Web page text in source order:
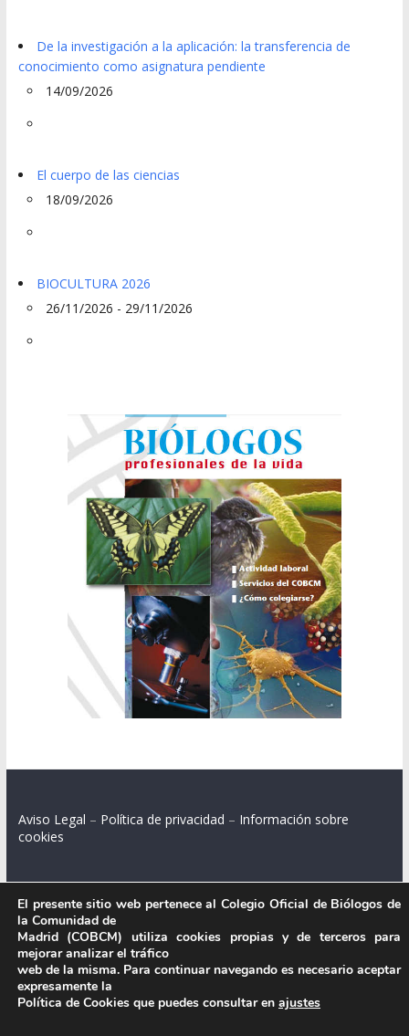
De la investigación a la aplicación: la transferencia de
conocimiento como asignatura pendiente
14/09/2026
El cuerpo de las ciencias
18/09/2026
BIOCULTURA 2026
26/11/2026 - 29/11/2026
Aviso Legal – Política de privacidad – Información sobre
cookies
Colegio Oficial de Biólogos de la Comunidad de Madrid.
C/ Santa Engracia 108, 2º int.izq. 28003 Madrid.
El presente sitio web pertenece al Colegio Oficial de Biólogos de
la Comunidad de
Madrid (COBCM) utiliza cookies propias y de terceros para
mejorar analizar el tráfico
web de la misma. Para continuar navegando es necesario aceptar
expresamente la
Política de Cookies que puedes consultar en ajustes